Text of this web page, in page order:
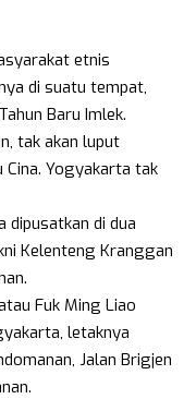
etnis
di suatu tempat,
Baru Imlek.
tak akan luput
Cina. Yogyakarta tak
dipusatkan di dua
Kelenteng Kranggan
Fuk Ming Liao
letaknya
Jalan Brigjen